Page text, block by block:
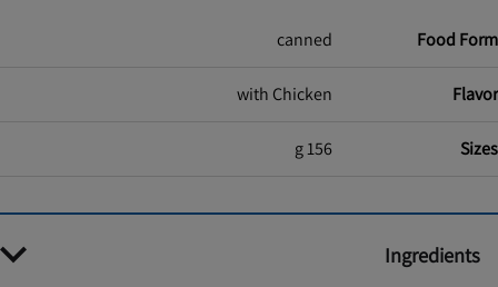
Food Form
canned
Flavor
with Chicken
Sizes
156 g
Ingredients